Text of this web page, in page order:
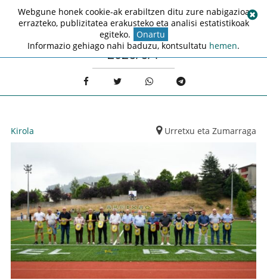
2026/6/1
Kirola Urretxu eta Zumarraga
Webgune honek cookie-ak erabiltzen ditu zure nabigazioa
errazteko, publizitatea erakusteko eta analisi estatistikoak
egiteko. Onartu
Informazio gehiago nahi baduzu, kontsultatu hemen.